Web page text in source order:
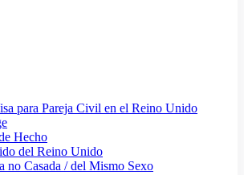
para Pareja Civil en el Reino Unido
Hecho
del Reino Unido
no Casada / del Mismo Sexo